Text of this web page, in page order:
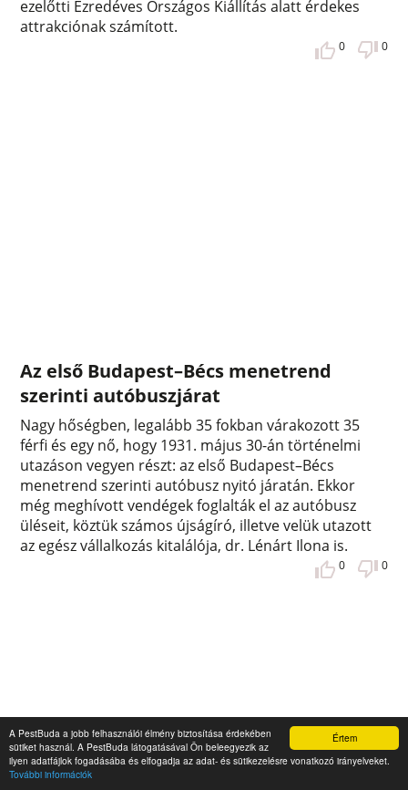
Értem
A PestBuda a jobb felhasználói élmény biztosítása érdekében
sütiket használ. A PestBuda látogatásával Ön beleegyezik az
ilyen adatfájlok fogadásába és elfogadja az adat- és sütikezelésre vonatkozó irányelveket.
További információk
ezelőtti Ezredéves Országos Kiállítás alatt érdekes
attrakciónak számított.
0 0
Az első Budapest–Bécs menetrend
szerinti autóbuszjárat
Nagy hőségben, legalább 35 fokban várakozott 35
férfi és egy nő, hogy 1931. május 30-án történelmi
utazáson vegyen részt: az első Budapest–Bécs
menetrend szerinti autóbusz nyitó járatán. Ekkor
még meghívott vendégek foglalták el az autóbusz
üléseit, köztük számos újságíró, illetve velük utazott
az egész vállalkozás kitalálója, dr. Lénárt Ilona is.
0 0